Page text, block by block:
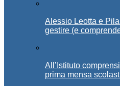
Alessio Leotta e
gestire (e
All’Istituto
prima mensa